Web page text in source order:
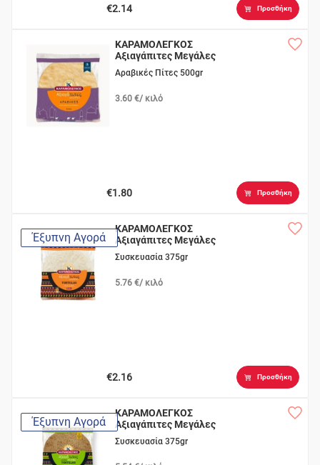
€2.14 Προσθήκη
ΚΑΡΑΜΟΛΕΓΚΟΣ
Αξιαγάπιτες Μεγάλες
6τεμ.
Αραβικές Πίτες 500gr
3.60 €/ κιλό
€1.80 Προσθήκη
Έξυπνη Αγορά
ΚΑΡΑΜΟΛΕΓΚΟΣ
Αξιαγάπιτες Μεγάλες
6τεμ.
Συσκευασία 375gr
5.76 €/ κιλό
€2.16 Προσθήκη
Έξυπνη Αγορά
ΚΑΡΑΜΟΛΕΓΚΟΣ
Αξιαγάπιτες Μεγάλες
6τεμ.
Συσκευασία 375gr